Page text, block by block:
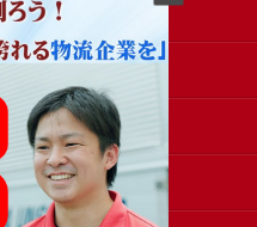
アクセス
コラム
採用申込